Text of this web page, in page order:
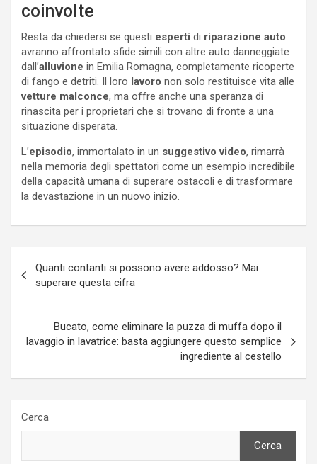
coinvolte
Resta da chiedersi se questi esperti di riparazione auto
avranno affrontato sfide simili con altre auto danneggiate
dall’alluvione in Emilia Romagna, completamente ricoperte
di fango e detriti. Il loro lavoro non solo restituisce vita alle
vetture malconce, ma offre anche una speranza di
rinascita per i proprietari che si trovano di fronte a una
situazione disperata.
L’episodio, immortalato in un suggestivo video, rimarrà
nella memoria degli spettatori come un esempio incredibile
della capacità umana di superare ostacoli e di trasformare
la devastazione in un nuovo inizio.
articoli
Quanti contanti si possono avere addosso? Mai
superare questa cifra
Bucato, come eliminare la puzza di muffa dopo il
lavaggio in lavatrice: basta aggiungere questo semplice
ingrediente al cestello
Cerca
Cerca